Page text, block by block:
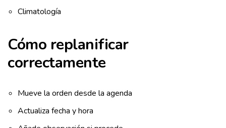
Climatología
Cómo replanificar
correctamente
Mueve la orden desde la agenda
Actualiza fecha y hora